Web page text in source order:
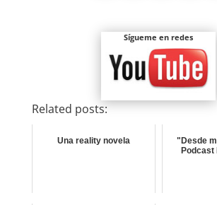
Sígueme en redes
Related posts:
Una reality novela
"Desde
Podcast